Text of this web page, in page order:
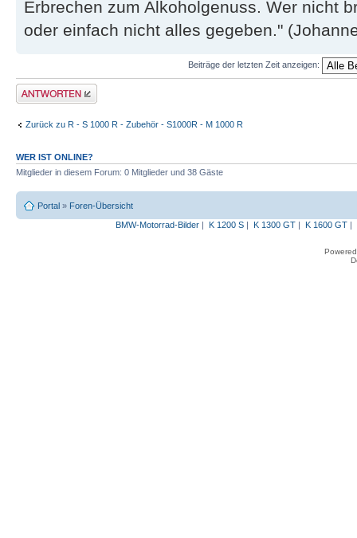
Erbrechen zum Alkoholgenuss. Wer nicht
oder einfach nicht alles gegeben."
Beiträge der letzten Zeit anzeigen:
Antwort erstellen
Zurück zu R - S 1000 R - Zubehör - S1000R - M 1000 R
WER IST ONLINE?
Mitglieder in diesem Forum: 0 Mitglieder und 38 Gäste
Portal » Foren-Übersicht
BMW-Motorrad-Bilder| K 1200 S| K 1300 GT| K 1600 GT|